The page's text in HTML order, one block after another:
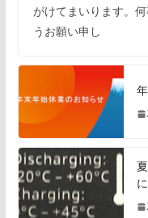
がけてまいります。
うお願い申し